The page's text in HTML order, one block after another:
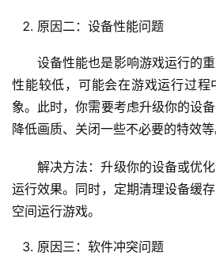
原因二：设备性能问题
设备性能也是影响游戏运行的
性能较低，可能会在游戏运行过程
象。此时，你需要考虑升级你的设
降低画质、关闭一些不必要的特效等
解决方法：升级你的设备或优
运行效果。同时，定期清理设备缓
空间运行游戏。
原因三：软件冲突问题